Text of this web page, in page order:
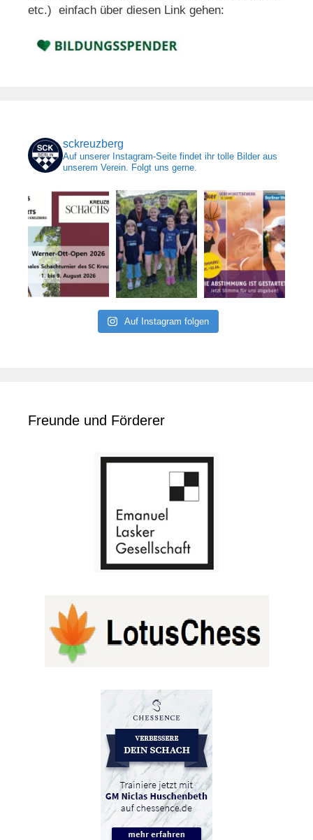
etc.) einfach über diesen Link gehen:
sckreuzberg
Auf unserer Instagram-Seite findet ihr tolle Bilder aus
unserem Verein. Folgt uns gerne.
Auf Instagram folgen
Freunde und Förderer